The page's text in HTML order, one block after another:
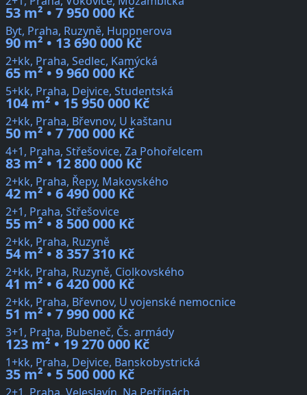
53 m² • 7 950 000 Kč
Byt, Praha, Ruzyně, Huppnerova
90 m² • 13 690 000 Kč
2+kk, Praha, Sedlec, Kamýcká
65 m² • 9 960 000 Kč
5+kk, Praha, Dejvice, Studentská
104 m² • 15 950 000 Kč
2+kk, Praha, Břevnov, U kaštanu
50 m² • 7 700 000 Kč
4+1, Praha, Střešovice, Za Pohořelcem
83 m² • 12 800 000 Kč
2+kk, Praha, Řepy, Makovského
42 m² • 6 490 000 Kč
2+1, Praha, Střešovice
55 m² • 8 500 000 Kč
2+kk, Praha, Ruzyně
54 m² • 8 357 310 Kč
2+kk, Praha, Ruzyně, Ciolkovského
41 m² • 6 420 000 Kč
2+kk, Praha, Břevnov, U vojenské nemocnice
51 m² • 7 990 000 Kč
3+1, Praha, Bubeneč, Čs. armády
123 m² • 19 270 000 Kč
1+kk, Praha, Dejvice, Banskobystrická
35 m² • 5 500 000 Kč